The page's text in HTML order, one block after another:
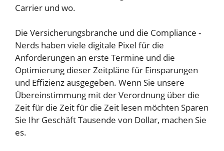
Carrier und wo.
Die Versicherungsbranche und die Compliance -
Nerds haben viele digitale Pixel für die
Anforderungen an erste Termine und die
Optimierung dieser Zeitpläne für Einsparungen
und Effizienz ausgegeben. Wenn Sie unsere
Übereinstimmung mit der Verordnung über die
Zeit für die Zeit für die Zeit lesen möchten Sparen
Sie Ihr Geschäft Tausende von Dollar, machen Sie
es.